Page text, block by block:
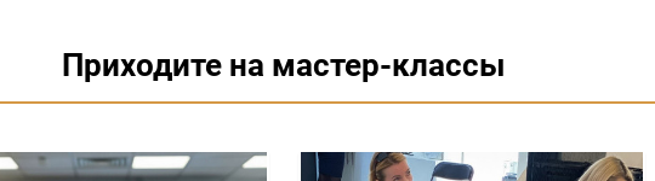
Приходите на мастер-классы